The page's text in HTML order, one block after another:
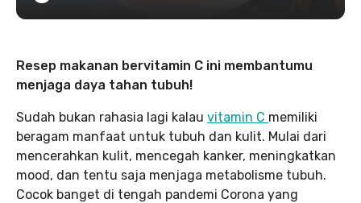
Resep makanan bervitamin C ini membantumu
menjaga daya tahan tubuh!
Sudah bukan rahasia lagi kalau vitamin C memiliki
beragam manfaat untuk tubuh dan kulit. Mulai dari
mencerahkan kulit, mencegah kanker, meningkatkan
mood, dan tentu saja menjaga metabolisme tubuh.
Cocok banget di tengah pandemi Corona yang